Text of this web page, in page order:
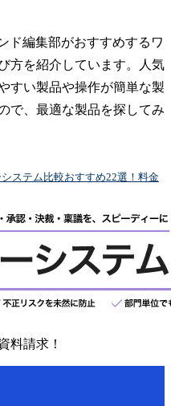
ド編集部がおすすめするワ
方を紹介しています。人気
すい製品や操作が簡単な製
で、最適な製品を探してみ
ステム比較おすすめ22選！料金
料請求！